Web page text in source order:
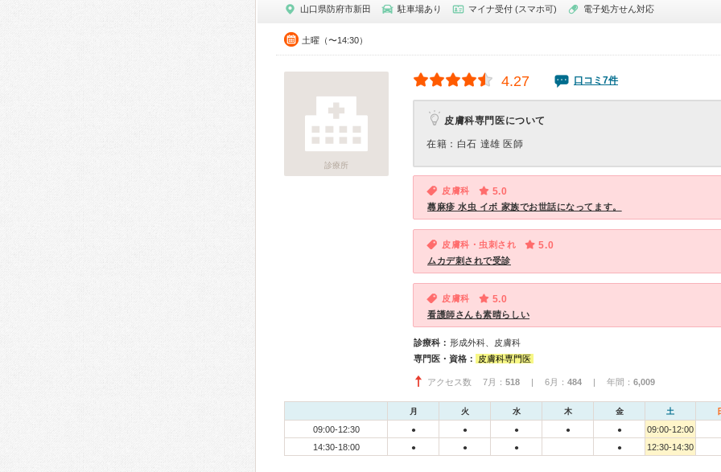
山口県防府市新田 駐車場あり マイナ受付 (スマホ可) 電子処方せん対応
土曜（〜14:30）
診療所
4.27 口コミ7件
皮膚科専門医について
在籍：白石 達雄 医師
皮膚科 5.0
蕁麻疹 水虫 イボ 家族でお世話になってます。
皮膚科・虫刺され 5.0
ムカデ刺されで受診
皮膚科 5.0
看護師さんも素晴らしい
診療科： 形成外科、皮膚科
専門医・資格：
皮膚科専門医
アクセス数 7月： 518 | 6月： 484 | 年間： 6,009
月 火 水 木 金 土
09:00-12:30 ● ● ● ● ●
09:00-12:00
14:30-18:00
● ● ● ● 12:30-14:30